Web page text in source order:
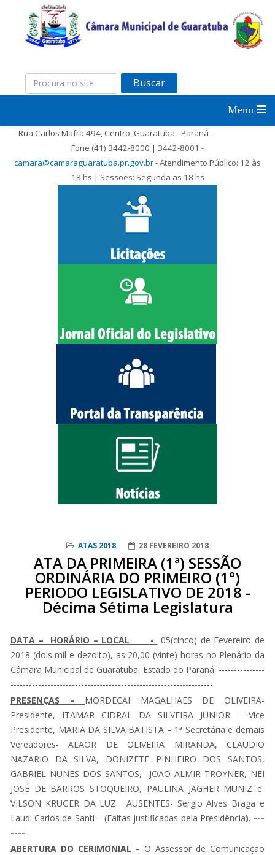
Buscar
Rua Carlos Mafra 494, Centro, Guaratuba - Paraná -
Fone (41) 3442-8000 | 3442-8001 -
camara@camaraguaratuba.pr.gov.br- Atendimento Público: 12 às
18 hs | Sessões: Segunda as 18 hs
ATAS 2018 28 FEVEREIRO 2018
ATA DA PRIMEIRA (1ª) SESSÃO
ORDINÁRIA DO PRIMEIRO (1°)
PERIODO LEGISLATIVO DE 2018 -
Décima Sétima Legislatura
DATA – HORÁRIO – LOCAL -
05(cinco) de Fevereiro de
2018 (dois mil e dezoito), as 20,00 (vinte) horas no Plenário da
Câmara Municipal de Guaratuba, Estado do Paraná. ---------------
------------------------------------------------------------------
PRESENÇAS – MORDECAI MAGALHÃES DE OLIVEIRA-
Presidente, ITAMAR CIDRAL DA SILVEIRA JUNIOR – Vice
Presidente, MARIA DA SILVA BATISTA – 1ª Secretária e demais
Vereadores- ALAOR DE OLIVEIRA MIRANDA, CLAUDIO
NAZARIO DA SILVA, DONIZETE PINHEIRO DOS SANTOS,
GABRIEL NUNES DOS SANTOS, JOAO ALMIR TROYNER, NEI
JOSÉ DE BARROS STOQUEIRO, PAULINA JAGHER MUNIZ e
VILSON KRUGER DA LUZ. AUSENTES- Sergio Alves Braga e
Laudi Carlos de Santi – (Faltas justificadas pela Presidência). ---
----
ABERTURA DO CERIMONIAL - O Assessor de Comunicação